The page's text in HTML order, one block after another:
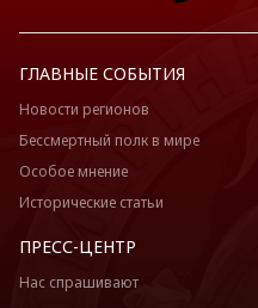
ГЛАВНЫЕ СОБЫТИЯ
Новости регионов
Бессмертный полк в мире
Особое мнение
Исторические статьи
ПРЕСС-ЦЕНТР
Нас спрашивают